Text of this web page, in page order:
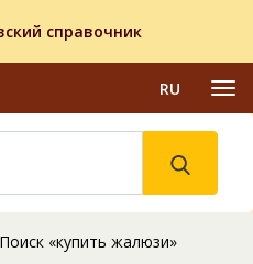
справочник
RU
Поиск «купить жалюзи»